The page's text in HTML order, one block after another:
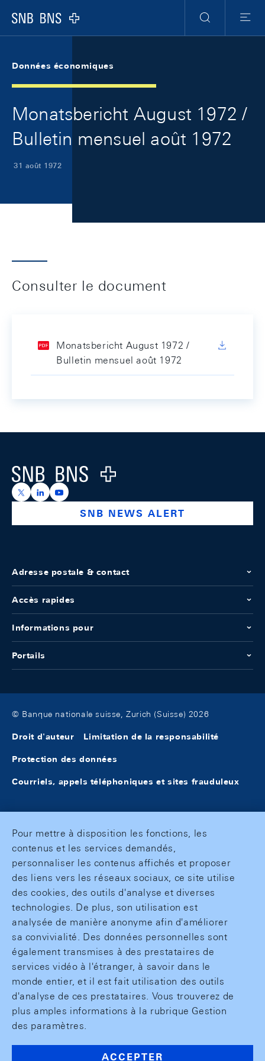
Logo
RechercheMenu
Données économiques
Monatsbericht August 1972 /
Bulletin mensuel août 1972
31 août 1972
Consulter le document
Monatsbericht August 1972 /
Bulletin mensuel août 1972
Logo
https://x.com/snb_bns
https://ch.linkedin.com/company/swiss-national-
https://www.youtube.com/@swissnationalbank
SNB NEWS ALERT
Adresse postale & contact
Accès rapides
Informations pour
Portails
© Banque nationale suisse, Zurich (Suisse) 2026
Droit d'auteur Limitation de la responsabilité
Protection des données
Courriels, appels téléphoniques et sites frauduleux
Pour mettre à disposition les fonctions, les
contenus et les services demandés,
personnaliser les contenus affichés et proposer
des liens vers les réseaux sociaux, ce site utilise
des cookies, des outils d'analyse et diverses
technologies. De plus, son utilisation est
analysée de manière anonyme afin d'améliorer
sa convivialité. Des données personnelles sont
également transmises à des prestataires de
services vidéo à l'étranger, à savoir dans le
monde entier, et il est fait utilisation des outils
d'analyse de ces prestataires. Vous trouverez de
plus amples informations à la rubrique Gestion
des paramètres.
ACCEPTER